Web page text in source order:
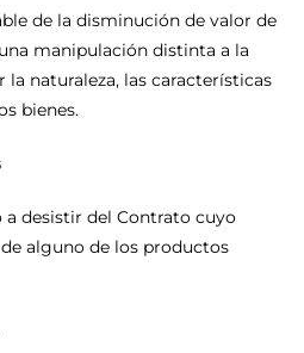
de la disminución de valor de
manipulación distinta a la
la naturaleza, las características
bienes.
a desistir del Contrato cuyo
alguno de los productos